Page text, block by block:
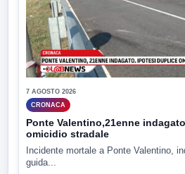
7 AGOSTO 2026
CRONACA
Ponte Valentino,21enne
omicidio stradale
Incidente mortale a Ponte Valentino,
guida...